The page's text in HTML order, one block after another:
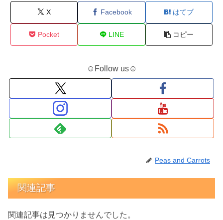
X Facebook はてブ
Pocket LINE コピー
☺Follow us☺
Peas and Carrots
関連記事
関連記事は見つかりませんでした。